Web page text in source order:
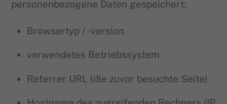
personenbezogene Daten gespeichert:
Browsertyp / -version
verwendetes Betriebssystem
Referrer URL (die zuvor besuchte Seite)